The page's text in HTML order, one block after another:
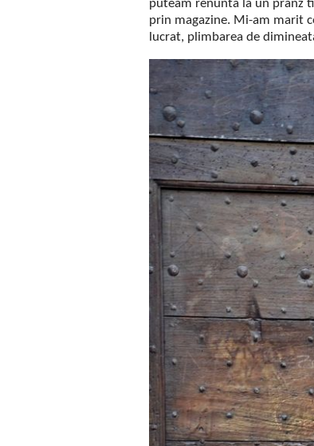
puteam renunta la un pranz
prin magazine. Mi-am marit
lucrat, plimbarea de